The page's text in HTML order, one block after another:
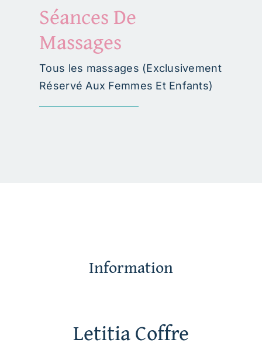
Séances De
Massages
Tous les massages (Exclusivement
Réservé Aux Femmes Et Enfants)
Information
Letitia Coffre